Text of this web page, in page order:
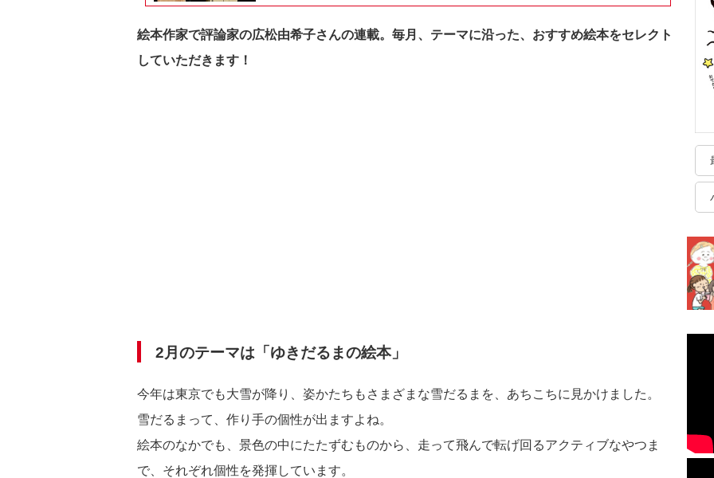
絵本作家で評論家の広松由希子さんの連載。毎月、テーマに沿った、おすすめ絵本をセレクト
していただきます！
2月のテーマは「ゆきだるまの絵本」
今年は東京でも大雪が降り、姿かたちもさまざまな雪だるまを、あちこちに見かけました。
雪だるまって、作り手の個性が出ますよね。
絵本のなかでも、景色の中にたたずむものから、走って飛んで転げ回るアクティブなやつま
で、それぞれ個性を発揮しています。